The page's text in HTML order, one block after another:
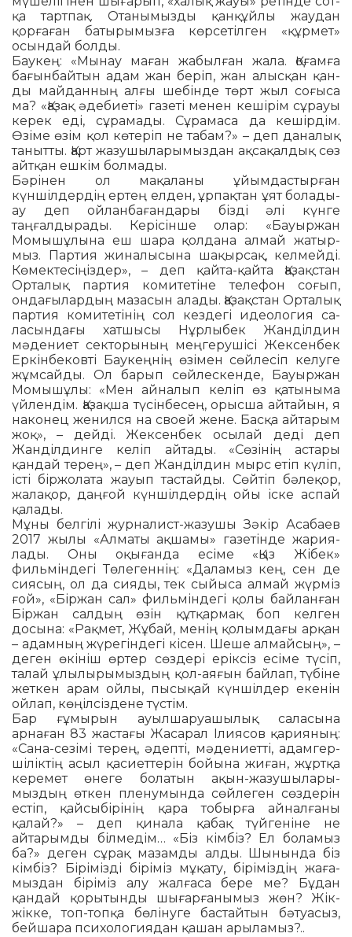
қа тартпақ. От­анымызды қан­құйлы жаудан
қорғаған ба­тыры­мызға көрсе­тіл­ген «құрмет»
осын­дай бол­ды.
Баукең: «Мынау маған жа­был­ған жала. Қоғамға
бағынбай­тын адам жан беріп, жан алысқан қан­
ды майданның алғы шебінде төрт жыл соғыса
ма? «Қазақ әдебиеті» га­зеті менен кешірім сұрауы
керек еді, сұрамады. С­ұ­рамаса да кешір­дім.
Өзіме өзім қол көтеріп не та­бам?» – деп даналық
танытты. Қарт жазу­шыларымыздан ақсақал­дық сөз
айтқан ешкім болмады.
Бәрінен ол мақаланы ұйым­дастырған
күншілдердің ертең елден, ұрпақтан ұят болады-
ау деп ойланбағандары бізді әлі күнге
таңғалдырады. Керісінше олар: «Бауыржан
Момышұлына еш шара қолдана алмай жатыр­
мыз. Партия жиналысына ша­қырсақ, келмейді.
Көмекте­сіңіз­­дер», – деп қайта-қайта Қазақстан
Орталық партия комитетіне телефон соғып,
онда­ғылардың мазасын алады. Қазақстан Орталық
партия ко­ми­тетінің сол кездегі идеология са­
ласындағы хатшысы Нұрлы­бек Жанділдин
мәдениет сек­торы­ның меңгерушісі Жексен­бек
Еркін­бе­ковті Баукеңнің өзі­мен сөйлесіп келуге
жұмсай­ды. Ол барып сөй­лес­кенде, Бауыржан
Момышұлы: «Мен айналып келіп өз қатыныма
үйлендім. Қазақша түсінбесең, орысша айтайын, я
наконец же­нился на своей жене. Басқа ай­тарым
жоқ», – дейді. Жексен­бек осы­лай деді деп
Жанділдинге ке­ліп айтады. «Сөзінің астары
қандай терең», – деп Жанділдин мырс етіп күліп,
істі біржолата жауып тастай­ды. Сөйтіп бәле­қор,
жала­қор, даң­ғой күншіл­дердің ойы іске аспай
қалады.
Мұны белгілі журналист-жазу­шы Зәкір Асабаев
2017 жы­лы «Ал­маты ақшамы» газетінде жария­
лады. Оны оқығанда есіме «Қыз Жібек»
фильміндегі Төле­геннің: «Даламыз кең, сен де
сиясың, ол да сияды, тек сыйыса алмай жүрміз
ғой», «Біржан сал» фильміндегі қо­лы байланған
Біржан салдың өзін құтқармақ боп келген
досына: «Рақмет, Жұбай, менің қолымдағы арқан
– адамның жүрегіндегі кісен. Шеше алмайсың», –
деген өкініш өртер сөздері еріксіз есіме түсіп,
талай ұлылыры­мыз­дың қол-аяғын байлап, түбіне
жеткен арам ойлы, пысықай күншілдер екенін
ойлап, көңілсіздене түстім.
Бар ғұмырын ауылшаруа­шы­лық саласына
арнаған 83 жас­тағы Жасарал Ілиясов қа­рияның:
«Са­на-сезімі терең, әдепті, мәдениетті, адамгер­
шіліктің асыл қасиеттерін бойына жиған, жұртқа
керемет өнеге болатын ақын-жазу­шы­ла­ры­
мыздың өткен пленумында сөй­леген сөздерін
естіп, қайсы­бірі­нің қара тобырға айналғаны
қалай?» – деп қинала қабақ түй­геніне не
айтарымды білме­дім… «Біз кімбіз? Ел боламыз
ба?» деген сұрақ мазамды алды. Шынында біз
кімбіз? Бірімізді біріміз мұқату, біріміздің жаға­
мыз­дан біріміз алу жалғаса бере ме? Бұдан
қандай қо­рытынды шығарғанымыз жөн? Жік-
жікке, топ-топқа бөлінуге бас­­тай­тын бәтуасыз,
бейшара пси­хо­логиядан қашан арыла­мыз?..